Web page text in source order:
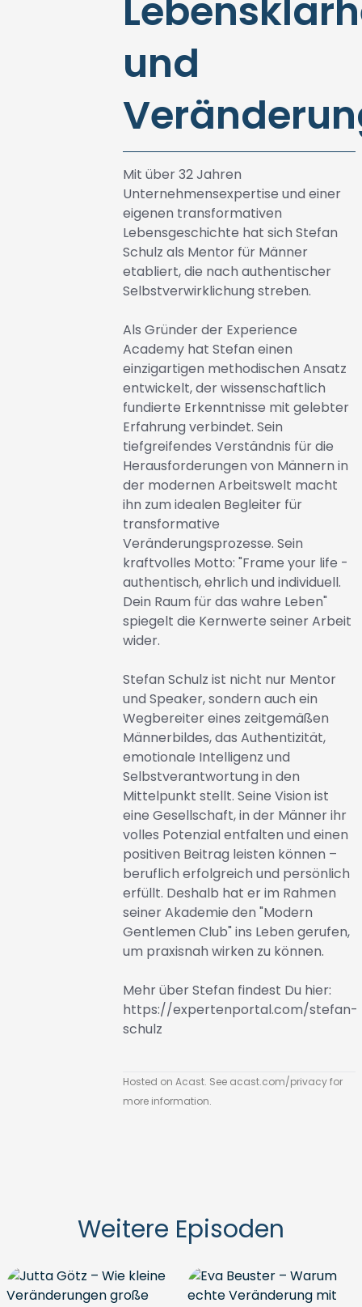
und
Mit über 32 Jahren
Unternehmensexpertise und einer
eigenen transformativen
Lebensgeschichte hat sich Stefan
Schulz als Mentor für Männer
etabliert, die nach authentischer
Selbstverwirklichung streben.
Als Gründer der Experience
Academy hat Stefan einen
einzigartigen methodischen Ansatz
entwickelt, der wissenschaftlich
fundierte Erkenntnisse mit gelebter
Erfahrung verbindet. Sein
tiefgreifendes Verständnis für die
Herausforderungen von Männern in
der modernen Arbeitswelt macht
ihn zum idealen Begleiter für
transformative
Veränderungsprozesse. Sein
kraftvolles Motto: "Frame your life -
authentisch, ehrlich und individuell.
Dein Raum für das wahre Leben"
spiegelt die Kernwerte seiner Arbeit
wider.
Stefan Schulz ist nicht nur Mentor
und Speaker, sondern auch ein
Wegbereiter eines zeitgemäßen
Männerbildes, das Authentizität,
emotionale Intelligenz und
Selbstverantwortung in den
Mittelpunkt stellt. Seine Vision ist
eine Gesellschaft, in der Männer ihr
volles Potenzial entfalten und einen
positiven Beitrag leisten können –
beruflich erfolgreich und persönlich
erfüllt. Deshalb hat er im Rahmen
seiner Akademie den "Modern
Gentlemen Club" ins Leben gerufen,
um praxisnah wirken zu können.
Mehr über Stefan findest Du hier:
https://expertenportal.com/stefan-
schulz
Hosted on Acast. See acast.com/privacyfor
more information.
Weitere Episoden